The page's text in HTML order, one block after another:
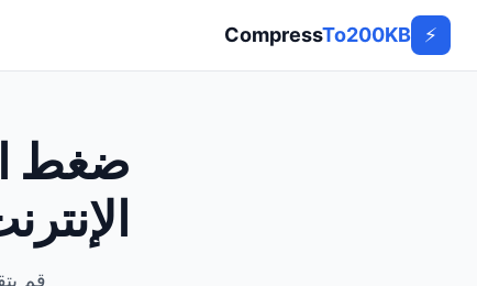
⚡
CompressTo200KB
ضغط